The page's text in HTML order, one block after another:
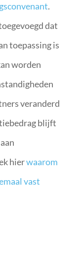
.
dat
toepassing is
worden
veranderd
blijft
hierwaarom
vast